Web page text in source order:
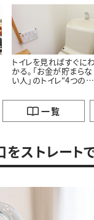
トイレを見ればすぐにわ
かる。「お金が貯まらな
い人」のトイレ“4つの特
一覧
をストレート